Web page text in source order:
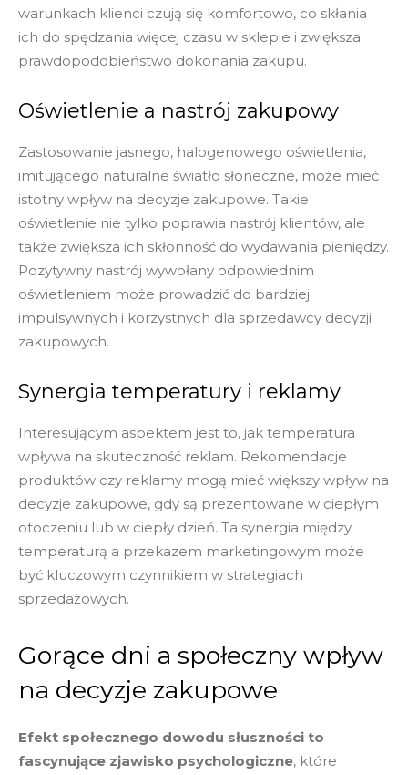
warunkach klienci czują się komfortowo, co skłania
ich do spędzania więcej czasu w sklepie i zwiększa
prawdopodobieństwo dokonania zakupu.
Oświetlenie a nastrój zakupowy
Zastosowanie jasnego, halogenowego oświetlenia,
imitującego naturalne światło słoneczne, może mieć
istotny wpływ na decyzje zakupowe. Takie
oświetlenie nie tylko poprawia nastrój klientów, ale
także zwiększa ich skłonność do wydawania pieniędzy.
Pozytywny nastrój wywołany odpowiednim
oświetleniem może prowadzić do bardziej
impulsywnych i korzystnych dla sprzedawcy decyzji
zakupowych.
Synergia temperatury i reklamy
Interesującym aspektem jest to, jak temperatura
wpływa na skuteczność reklam. Rekomendacje
produktów czy reklamy mogą mieć większy wpływ na
decyzje zakupowe, gdy są prezentowane w ciepłym
otoczeniu lub w ciepły dzień. Ta synergia między
temperaturą a przekazem marketingowym może
być kluczowym czynnikiem w strategiach
sprzedażowych.
Gorące dni a społeczny wpływ
na decyzje zakupowe
Efekt społecznego dowodu słuszności to
fascynujące zjawisko psychologiczne, które